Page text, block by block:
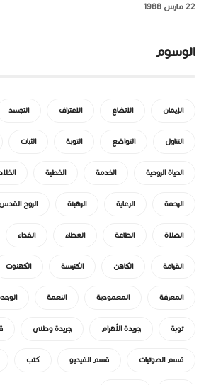
22 مارس 1988
الوسوم
الإيمان الاتضاع الاعتراف التجسد
التناول التواضع التوبة الثبات
الحياة الروحية الخدمة الخطية
الرحمة الرعاية الرهبنة الروح
الصلاة الطاعة العطاء الفداء
القيامة الكاهن الكنيسة الكهنوت
المعرفة المعمودية النعمة
توبة جريدة الأهرام جريدة وطني
قسم الصوتيات قسم الفيديو كتب